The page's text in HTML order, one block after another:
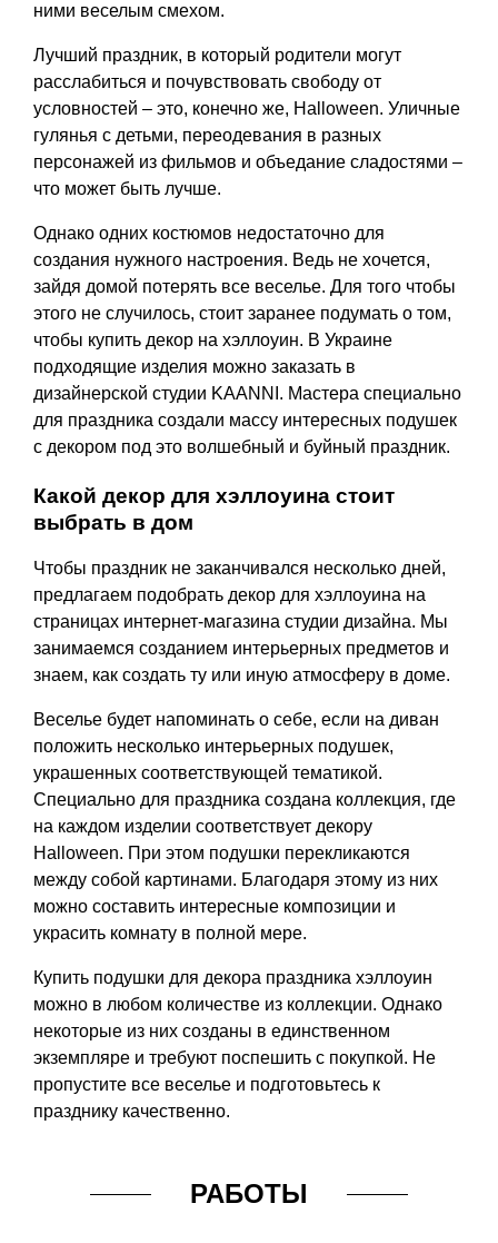
ними веселым смехом.
Лучший праздник, в который родители могут
расслабиться и почувствовать свободу от
условностей – это, конечно же, Halloween. Уличные
гулянья с детьми, переодевания в разных
персонажей из фильмов и объедание сладостями –
что может быть лучше.
Однако одних костюмов недостаточно для
создания нужного настроения. Ведь не хочется,
зайдя домой потерять все веселье. Для того чтобы
этого не случилось, стоит заранее подумать о том,
чтобы купить декор на хэллоуин. В Украине
подходящие изделия можно заказать в
дизайнерской студии KAANNI. Мастера специально
для праздника создали массу интересных подушек
с декором под это волшебный и буйный праздник.
Какой декор для хэллоуина стоит
выбрать в дом
Чтобы праздник не заканчивался несколько дней,
предлагаем подобрать декор для хэллоуина на
страницах интернет-магазина студии дизайна. Мы
занимаемся созданием интерьерных предметов и
знаем, как создать ту или иную атмосферу в доме.
Веселье будет напоминать о себе, если на диван
положить несколько интерьерных подушек,
украшенных соответствующей тематикой.
Специально для праздника создана коллекция, где
на каждом изделии соответствует декору
Halloween. При этом подушки перекликаются
между собой картинами. Благодаря этому из них
можно составить интересные композиции и
украсить комнату в полной мере.
Купить подушки для декора праздника хэллоуин
можно в любом количестве из коллекции. Однако
некоторые из них созданы в единственном
экземпляре и требуют поспешить с покупкой. Не
пропустите все веселье и подготовьтесь к
празднику качественно.
РАБОТЫ